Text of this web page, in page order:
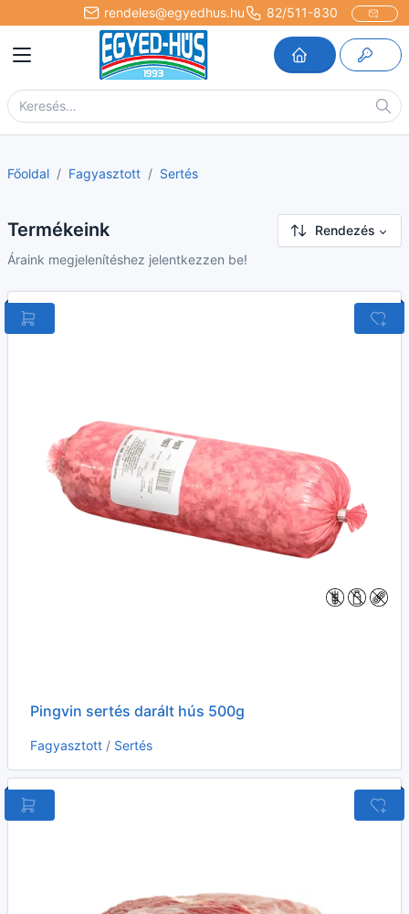
rendeles@egyedhus.hu 82/511-830
Főoldal Fagyasztott Sertés
Termékeink
Rendezés
Áraink megjelenítéshez jelentkezzen be!
Pingvin sertés darált hús 500g
Fagyasztott / Sertés